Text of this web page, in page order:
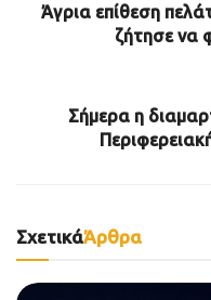
Άγρια επίθεση
ζήτησε να
Σήμερα η
ΣχετικάΆρθρα